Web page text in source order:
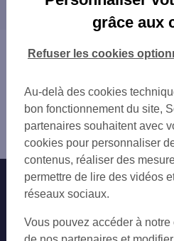
TASSIN-DEMI-LUNE
LYON VAISE PL PARIS
LYON BERTHET
CHAMPAGNE AU MONT D'OR
LYON 4 RUE DES AQUEDUCS
LYON POINT DU JOUR
LYON 120 RUE SAINT CYR
TASSIN ETOILE ALAI
ST LUC
STE FOY LES LYON PLAINE
FRANCHEVILLE BEL AIR
proximité
TASSIN-LA-DEMI-LUNE
LYON
CALUIRE-ET-CUIRE
CRAPONNE
OULLINS
VILLEURBANNE
PIERRE-BÉNITE
SAINT-GENIS-LAVAL
SAINT-FONS
RILLIEUX-LA-PAPE
VAULX-EN-VELIN
Vous êtes ici : Accueil
Écully
Distributeur/automate
Nos engagements
Autres sites
grâce aux
Au-delà des cookies
bon fonctionnement du site,
partenaires souhaitent avec
cookies pour personnaliser
contenus, réaliser des
permettre de lire des vidéos
réseaux sociaux.
Vous pouvez accéder à
Refuser les cookies